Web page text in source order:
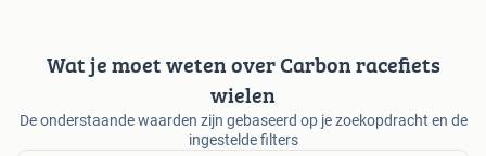
Wat je moet weten over Carbon racefiets
wielen
De onderstaande waarden zijn gebaseerd op je zoekopdracht en de
ingestelde filters